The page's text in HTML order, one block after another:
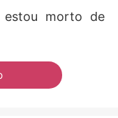
morto de